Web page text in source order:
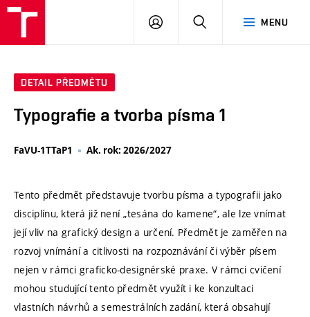
MENU
PŘIHLÁSIT
DETAIL PŘEDMĚTU
Typografie a tvorba písma 1
FaVU-1TTaP1 Ak. rok: 2026/2027
Tento předmět představuje tvorbu písma a typografii jako
disciplínu, která již není „tesána do kamene“, ale lze vnímat
její vliv na grafický design a určení. Předmět je zaměřen na
rozvoj vnímání a citlivosti na rozpoznávání či výběr písem
nejen v rámci graficko-designérské praxe. V rámci cvičení
mohou studující tento předmět využít i ke konzultaci
vlastních návrhů a semestrálních zadání, která obsahují